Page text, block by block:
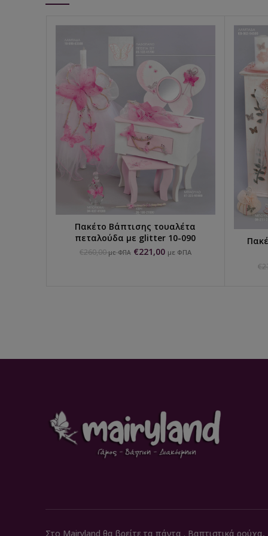
ΕΠΙΛΟΓΉ...
Πακέτο Βάπτισης τουαλέτα
πεταλούδα με glitter 10-090
€260,00 με ΦΠΑ €221,00 με ΦΠΑ
€
Στο Mairyland θα βρείτε τα πάντα . Βαπτιστικά ρούχα,